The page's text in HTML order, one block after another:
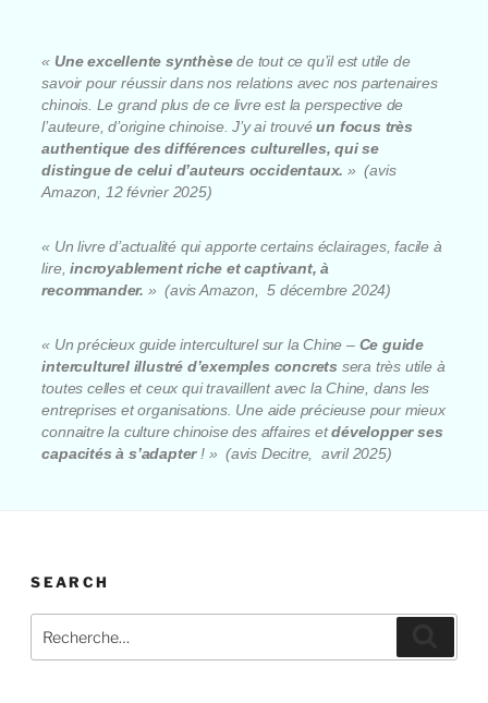
« Une excellente synthèsede tout ce qu’il est utile de
savoir pour réussir dans nos relations avec nos partenaires
chinois. Le grand plus de ce livre est la perspective de
l’auteure, d’origine chinoise. J’y ai trouvéun focus très
authentique des différences culturelles, qui se
distingue de celui d’auteurs occidentaux. » (avis
Amazon, 12 février 2025)
« Un livre d’actualité qui apporte certains éclairages, facile à
lire,incroyablement riche et captivant, à
recommander. » (avis Amazon, 5 décembre 2024)
« Un précieux guide interculturel sur la Chine – Ce guide
interculturel illustré d’exemples concrets sera très utile à
toutes celles et ceux qui travaillent avec la Chine, dans les
entreprises et organisations. Une aide précieuse pour mieux
connaitre la culture chinoise des affaires etdévelopper ses
capacités à s’adapter! » (avis Decitre, avril 2025)
SEARCH